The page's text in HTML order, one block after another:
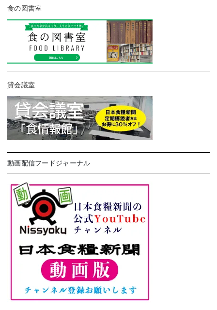
食の図書室
貸会議室
動画配信フードジャーナル